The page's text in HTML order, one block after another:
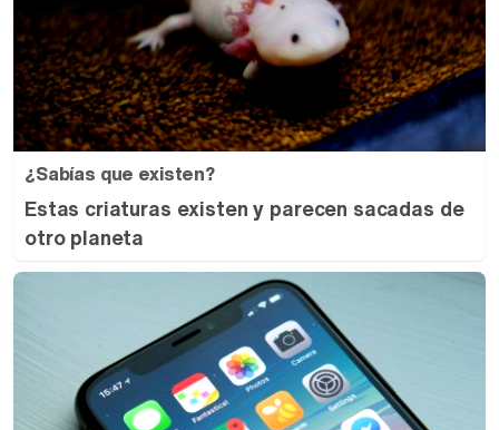
¿Sabías que existen?
Estas criaturas existen y parecen sacadas de
otro planeta